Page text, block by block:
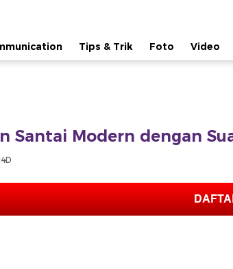
Tips & Trik Foto Video
Santai Modern dengan